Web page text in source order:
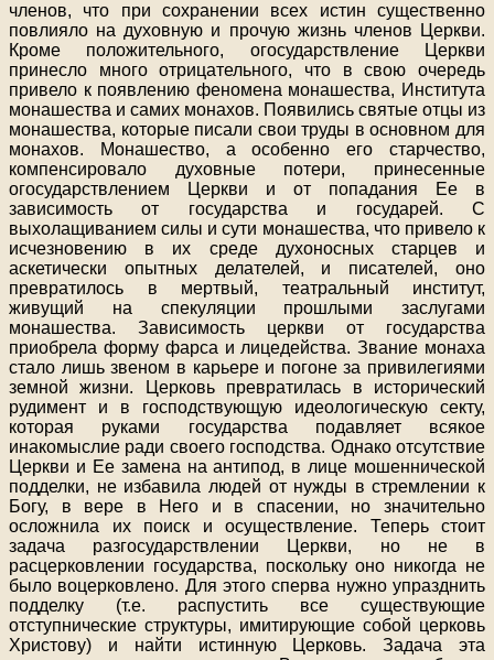
членов, что при сохранении всех истин существенно
повлияло на духовную и прочую жизнь членов Церкви.
Кроме положительного, огосударствление Церкви
принесло много отрицательного, что в свою очередь
привело к появлению феномена монашества, Института
монашества и самих монахов. Появились святые отцы из
монашества, которые писали свои труды в основном для
монахов. Монашество, а особенно его старчество,
компенсировало духовные потери, принесенные
огосударствлением Церкви и от попадания Ее в
зависимость от государства и государей. С
выхолащиванием силы и сути монашества, что привело к
исчезновению в их среде духоносных старцев и
аскетически опытных делателей, и писателей, оно
превратилось в мертвый, театральный институт,
живущий на спекуляции прошлыми заслугами
монашества. Зависимость церкви от государства
приобрела форму фарса и лицедейства. Звание монаха
стало лишь звеном в карьере и погоне за привилегиями
земной жизни. Церковь превратилась в исторический
рудимент и в господствующую идеологическую секту,
которая руками государства подавляет всякое
инакомыслие ради своего господства. Однако отсутствие
Церкви и Ее замена на антипод, в лице мошеннической
подделки, не избавила людей от нужды в стремлении к
Богу, в вере в Него и в спасении, но значительно
осложнила их поиск и осуществление. Теперь стоит
задача разгосударствлении Церкви, но не в
расцерковлении государства, поскольку оно никогда не
было воцерковлено. Для этого сперва нужно упразднить
подделку (т.е. распустить все существующие
отступнические структуры, имитирующие собой церковь
Христову) и найти истинную Церковь. Задача эта